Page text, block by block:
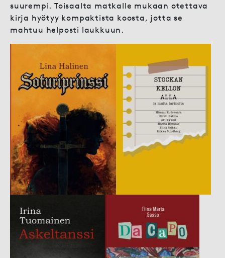
suurempi. Toisaalta matkalle mukaan otettava
kirja hyötyy kompaktista koosta, jotta se
mahtuu helposti laukkuun.